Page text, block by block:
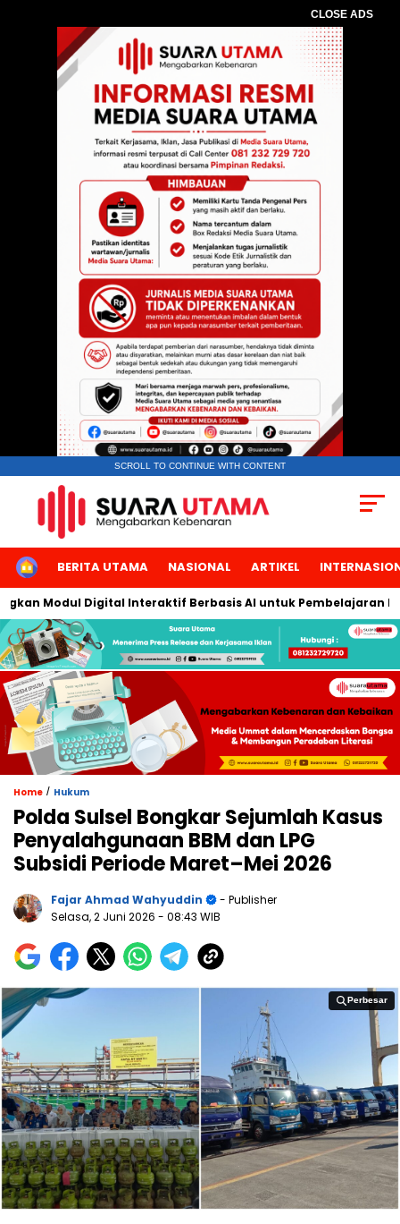
CLOSE ADS
SCROLL TO CONTINUE WITH CONTENT
HOMEBERITA UTAMA NASIONAL ARTIKEL
Modul Digital Interaktif Berbasis AI untuk Pembelajaran
Home / Hukum
Polda Sulsel Bongkar Sejumlah Kasus
Penyalahgunaan BBM dan LPG
Subsidi Periode Maret–Mei 2026
Fajar Ahmad Wahyuddin
- Publisher
Selasa, 2 Juni 2026 - 08:43 WIB
Perbesar
Perbesar